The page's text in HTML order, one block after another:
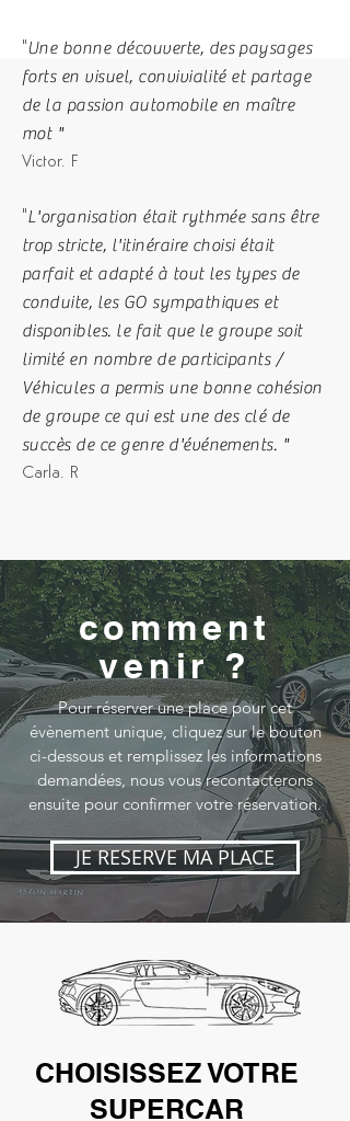
"Une bonne découverte, des paysages
forts en visuel, convivialité et partage
de la passion automobile en maître
mot "
Victor. F
"L'organisation était rythmée sans être
trop stricte, l'itinéraire choisi était
parfait et adapté à tout les types de
conduite, les GO sympathiques et
disponibles. le fait que le groupe soit
limité en nombre de participants /
Véhicules a permis une bonne cohésion
de groupe ce qui est une des clé de
succès de ce genre d'événements. "
Carla. R
comment
venir ?
Pour réserver une place pour cet
évènement unique, cliquez sur le bouton
ci-dessous et remplissez les informations
demandées, nous vous recontacterons
ensuite pour confirmer votre réservation.
JE RESERVE MA PLACE
CHOISISSEZ VOTRE
SUPERCAR